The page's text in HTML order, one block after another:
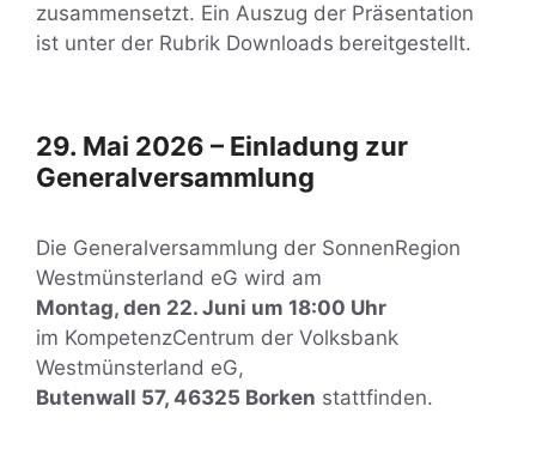
zusammensetzt. Ein Auszug der Präsentation
ist unter der Rubrik Downloads bereitgestellt.
29. Mai 2026 – Einladung zur
Generalversammlung
Die Generalversammlung der SonnenRegion
Westmünsterland eG wird am
Montag, den 22. Juni um 18:00 Uhr
im KompetenzCentrum der Volksbank
Westmünsterland eG,
Butenwall 57, 46325 Borken stattfinden.